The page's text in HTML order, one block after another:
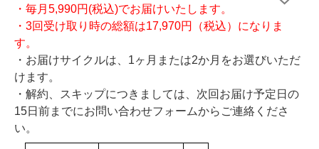
・毎月5,990円(税込)でお届けいたします。
・3回受け取り時の総額は17,970円（税込）になりま
す。
・お届けサイクルは、1ヶ月または2か月をお選びいただ
けます。
・解約、スキップにつきましては、次回お届け予定日の
15日前までにお問い合わせフォームからご連絡くださ
い。